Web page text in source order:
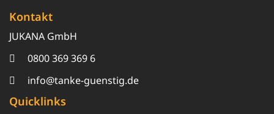
Kontakt
JUKANA GmbH
0800 369 369 6
info@tanke-guenstig.de
Quicklinks